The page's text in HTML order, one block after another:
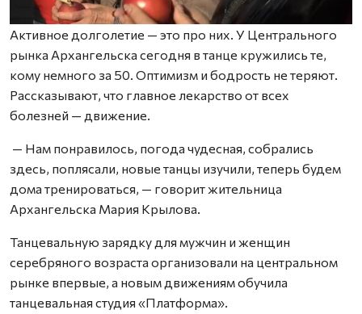
Активное долголетие — это про них. У Центрального
рынка Архангельска сегодня в танце кружились те,
кому немного за 50. Оптимизм и бодрость не теряют.
Рассказывают, что главное лекарство от всех
болезней — движение.
— Нам понравилось, погода чудесная, собрались
здесь, поплясали, новые танцы изучили, теперь будем
дома тренироваться, — говорит жительница
Архангельска Мария Крылова.
Танцевальную зарядку для мужчин и женщин
серебряного возраста организовали на центральном
рынке впервые, а новым движениям обучила
танцевальная студия «Платформа».